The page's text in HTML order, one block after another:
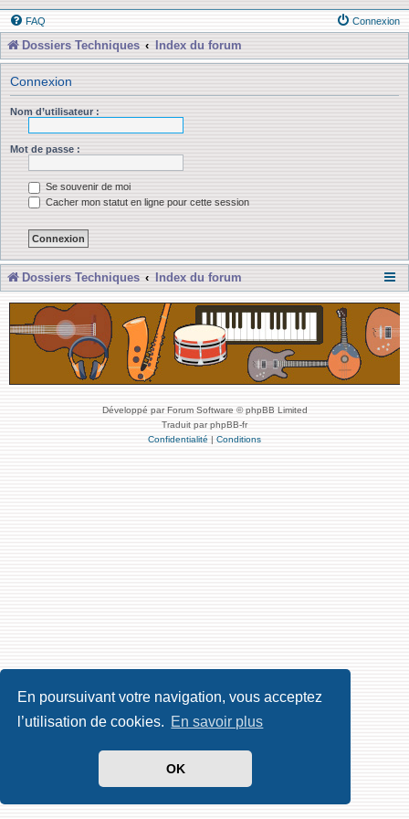
En poursuivant votre navigation, vous acceptez
l’utilisation de cookies. En savoir plus
OK
FAQ Connexion
Dossiers Techniques Index du forum
Connexion
Nom d’utilisateur :
Mot de passe :
Se souvenir de moi
Cacher mon statut en ligne pour cette session
Dossiers Techniques Index du forum
Développé par Forum Software © phpBB Limited
Traduit par phpBB-fr
Confidentialité | Conditions